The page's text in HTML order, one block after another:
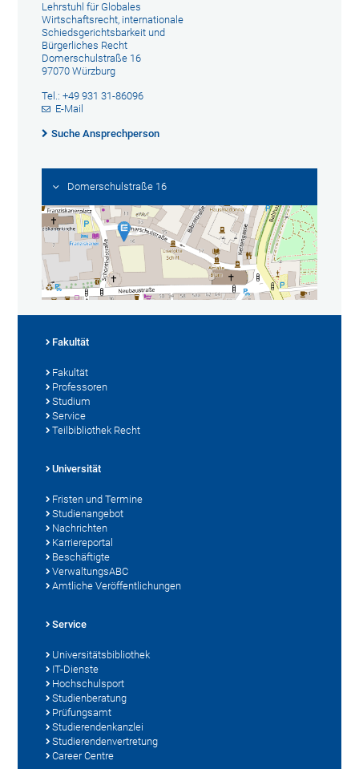
Lehrstuhl für Globales
Wirtschaftsrecht, internationale
Schiedsgerichtsbarkeit und
Bürgerliches Recht
Domerschulstraße 16
97070 Würzburg
Tel.: +49 931 31-86096
E-Mail
Suche Ansprechperson
Domerschulstraße 16
Fakultät
Fakultät
Professoren
Studium
Service
Teilbibliothek Recht
Universität
Fristen und Termine
Studienangebot
Nachrichten
Karriereportal
Beschäftigte
VerwaltungsABC
Amtliche Veröffentlichungen
Service
Universitätsbibliothek
IT-Dienste
Hochschulsport
Studienberatung
Prüfungsamt
Studierendenkanzlei
Studierendenvertretung
Career Centre